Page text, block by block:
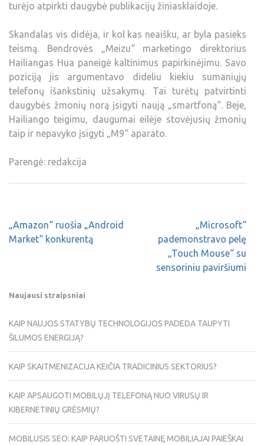
turėjo atpirkti daugybė publikacijų žiniasklaidoje.
Skandalas vis didėja, ir kol kas neaišku, ar byla pasieks
teismą. Bendrovės „Meizu“ marketingo direktorius
Hailiangas Hua paneigė kaltinimus papirkinėjimu. Savo
poziciją jis argumentavo dideliu kiekiu sumaniųjų
telefonų išankstinių užsakymų. Tai turėtų patvirtinti
daugybės žmonių norą įsigyti naują „smartfoną“. Beje,
Hailiango teigimu, daugumai eilėje stovėjusių žmonių
taip ir nepavyko įsigyti „M9“ aparato.
Parengė: redakcija
„Amazon“ ruošia „Android
Market“ konkurentą
„Microsoft“
pademonstravo pelę
„Touch Mouse“ su
sensoriniu paviršiumi
Naujausi straipsniai
KAIP NAUJOS STATYBŲ TECHNOLOGIJOS PADEDA TAUPYTI
ŠILUMOS ENERGIJĄ?
KAIP SKAITMENIZACIJA KEIČIA TRADICINIUS SEKTORIUS?
KAIP APSAUGOTI MOBILŲJĮ TELEFONĄ NUO VIRUSŲ IR
KIBERNETINIŲ GRĖSMIŲ?
MOBILUSIS SEO: KAIP PARUOŠTI SVETAINĘ MOBILIAJAI PAIEŠKAI